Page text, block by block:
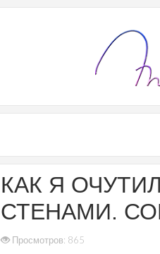
КАК Я
СТЕНАМИ.
Просмотров: 865